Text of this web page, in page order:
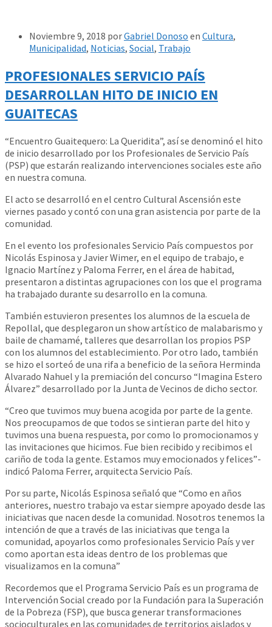
Noviembre 9, 2018 porGabriel Donoso en Cultura,
Municipalidad, Noticias, Social, Trabajo
PROFESIONALES SERVICIO PAÍS
DESARROLLAN HITO DE INICIO EN
GUAITECAS
“Encuentro Guaitequero: La Queridita”, así se denominó el hito
de inicio desarrollado por los Profesionales de Servicio País
(PSP) que estarán realizando intervenciones sociales este año
en nuestra comuna.
El acto se desarrolló en el centro Cultural Ascensión este
viernes pasado y contó con una gran asistencia por parte de la
comunidad.
En el evento los profesionales Servicio País compuestos por
Nicolás Espinosa y Javier Wimer, en el equipo de trabajo, e
Ignacio Martínez y Paloma Ferrer, en el área de habitad,
presentaron a distintas agrupaciones con los que el programa
ha trabajado durante su desarrollo en la comuna.
También estuvieron presentes los alumnos de la escuela de
Repollal, que desplegaron un show artístico de malabarismo y
baile de chamamé, talleres que desarrollan los propios PSP
con los alumnos del establecimiento. Por otro lado, también
se hizo el sorteó de una rifa a beneficio de la señora Herminda
Alvarado Nahuel y la premiación del concurso “Imagina Estero
Álvarez” desarrollado por la Junta de Vecinos de dicho sector.
“Creo que tuvimos muy buena acogida por parte de la gente.
Nos preocupamos de que todos se sintieran parte del hito y
tuvimos una buena respuesta, por como lo promocionamos y
las invitaciones que hicimos. Fue bien recibido y recibimos el
cariño de toda la gente. Estamos muy emocionados y felices”-
indicó Paloma Ferrer, arquitecta Servicio País.
Por su parte, Nicolás Espinosa señaló que “Como en años
anteriores, nuestro trabajo va estar siempre apoyado desde las
iniciativas que nacen desde la comunidad. Nosotros tenemos la
intención de que a través de las iniciativas que tenga la
comunidad, apoyarlos como profesionales Servicio País y ver
como aportan esta ideas dentro de los problemas que
visualizamos en la comuna”
Recordemos que el Programa Servicio País es un programa de
Intervención Social creado por la Fundación para la Superación
de la Pobreza (FSP), que busca generar transformaciones
socioculturales en las comunidades de territorios aislados y